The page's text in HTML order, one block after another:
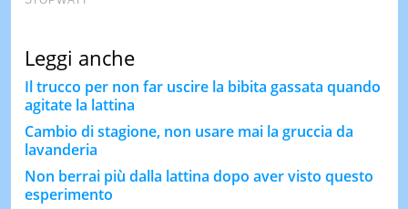
Leggi anche
Il trucco per non far uscire la bibita gassata quando
agitate la lattina
Cambio di stagione, non usare mai la gruccia da
lavanderia
Non berrai più dalla lattina dopo aver visto questo
esperimento